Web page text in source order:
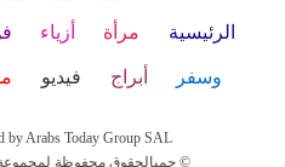
الرئيسية مرأة أزياء
وسفر أبراج فيديو
by Arabs Today Group SAL
جميالحقوق محفوظة لمجموعة العرب اليوم الاعلامية 2025 ©